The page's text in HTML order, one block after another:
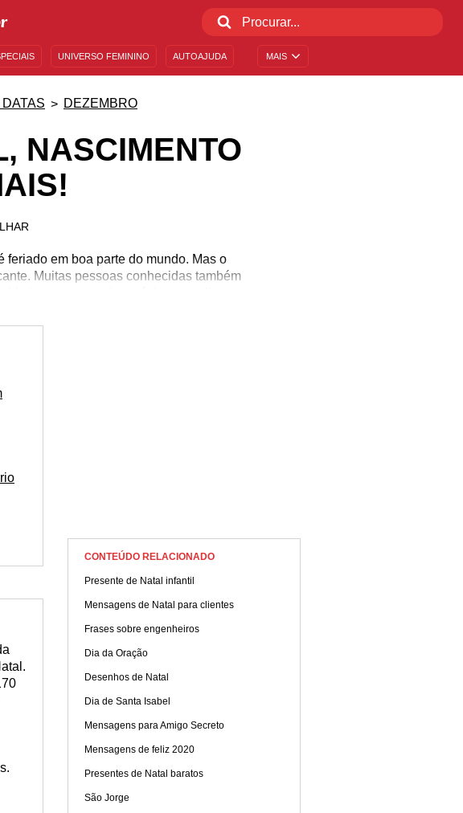
MAIS
UNIVERSO FEMININO AUTOAJUDA
DEZEMBRO
NASCIMENTO
feriado em boa parte do mundo. Mas o
Muitas pessoas conhecidas também
justamente pelas músicas natalinas.
dessas e outras curiosidades sobre
em que dia da semana
CONTEÚDO RELACIONADO
Presente de Natal infantil
Mensagens de Natal para clientes
Frases sobre engenheiros
Dia da Oração
Desenhos de Natal
Dia de Santa Isabel
Mensagens para Amigo Secreto
Mensagens de feliz 2020
Presentes de Natal baratos
São Jorge